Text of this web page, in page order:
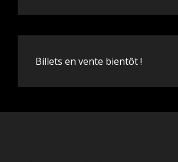
Billets en vente bientôt !